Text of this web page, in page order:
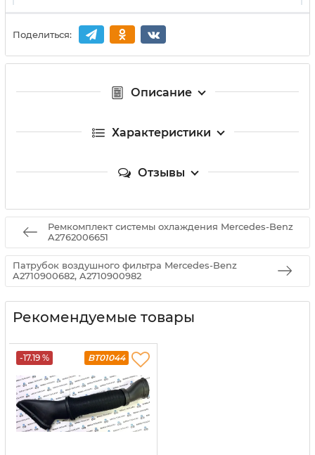
Поделиться:
Описание
Характеристики
Отзывы
Ремкомплект системы охлаждения Mercedes-Benz
A2762006651
Патрубок воздушного фильтра Mercedes-Benz
A2710900682, A2710900982
Рекомендуемые товары
-17.19 % BT01044